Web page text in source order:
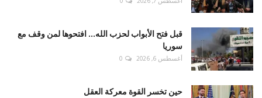
قبل فتح الأبواب لحزب الله... افتحوها لمن وقف مع
سوريا
أغسطس 6, 2026 0
حين تخسر القوة معركة العقل